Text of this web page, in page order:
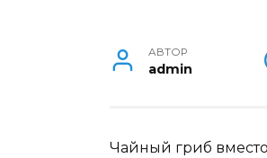
АВТОР
admin
Чайный гриб